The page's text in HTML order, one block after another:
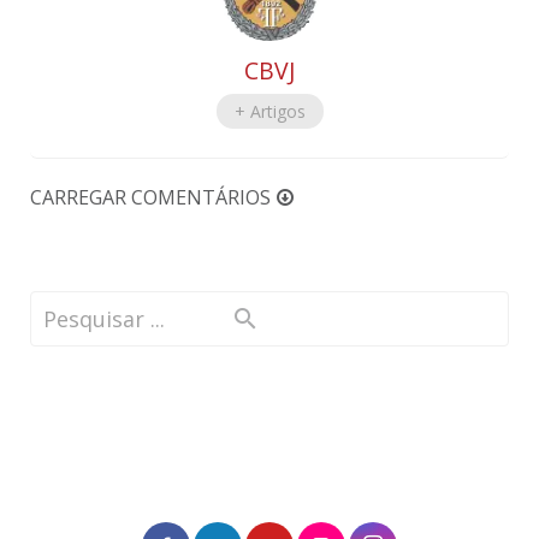
CBVJ
+ Artigos
CARREGAR COMENTÁRIOS